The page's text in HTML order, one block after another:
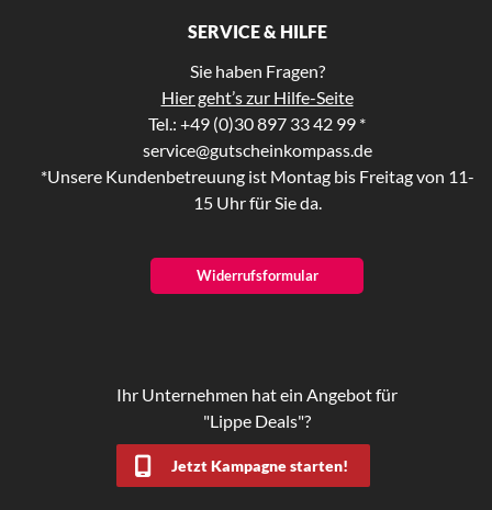
SERVICE & HILFE
Sie haben Fragen?
Hier geht’s zur Hilfe-Seite
Tel.: +49 (0)30 897 33 42 99 *
service@gutscheinkompass.de
*Unsere Kundenbetreuung ist Montag bis Freitag von 11-
15 Uhr für Sie da.
Widerrufsformular
Ihr Unternehmen hat ein Angebot für
"Lippe Deals"?
Jetzt Kampagne starten!